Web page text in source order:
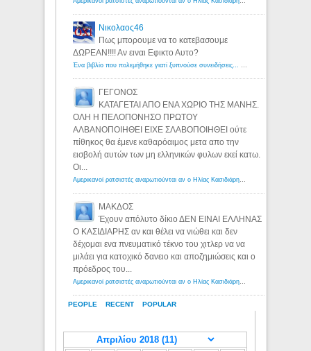
PEOPLE RECENT POPULAR
Νικολαος46
Πως μπορουμε να το κατεβασουμε
ΔΩΡΕΑΝ!!!! Αν ειναι Εφικτο Αυτο?
Ένα βιβλίο που πολεμήθηκε γιατί ξυπνούσε συνειδήσεις... - Λόγιος Ερμής | Η γνώση ξεκινάει με την αναζήτηση...
ΓΕΓΟΝΟΣ
ΚΑΤΑΓΕΤΑΙ ΑΠΟ ΕΝΑ ΧΩΡΙΟ ΤΗΣ ΜΑΝΗΣ.
ΟΛΗ Η ΠΕΛΟΠΟΝΗΣΟ ΠΡΩΤΟΥ
ΑΛΒΑΝΟΠΟΙΗΘΕΙ ΕΙΧΕ ΣΛΑΒΟΠΟΙΗΘΕΙ ούτε
πίθηκος θα έμενε καθαρόαιμος μετα απο την
εισβολή αυτών των μη ελληνικών φυλων εκεί κατω.
Οι...
Αμερικανοί ρατσιστές αναρωτιούνται αν ο Ηλίας Κασιδιάρης ανήκει στη λευκή φυλή... - Λόγιος Ερμής
ΜΑΚΔΟΣ
Έχουν απόλυτο δίκιο ΔΕΝ ΕΙΝΑΙ ΕΛΛΗΝΑΣ
Ο ΚΑΣΙΔΙΑΡΗΣ αν και θέλει να νιώθει και δεν
δέχομαι ενα πνευματικό τέκνο του χιτλερ να να
μιλάει για κατοχικό δανειο και αποζημιώσεις και ο
πρόεδρος του...
Αμερικανοί ρατσιστές αναρωτιούνται αν ο Ηλίας Κασιδιάρης ανήκει στη λευκή φυλή... - Λόγιος Ερμής